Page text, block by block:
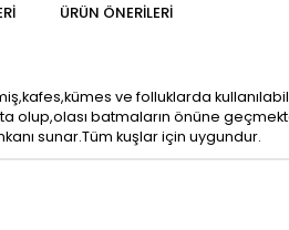
ÜRÜN ÖNERILERI
ve folluklarda
olup,olası batmaların önüne
sunar.Tüm kuşlar için uygundur.